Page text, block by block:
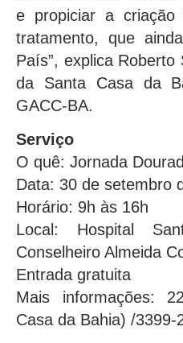
e propiciar a
tratamento, que
País”, explica
da Santa Casa da
GACC-BA.
Serviço
O quê: Jornada
Data: 30 de setembro
Horário: 9h às 16h
Local: Hospital
Conselheiro Almeida
Entrada gratuita
Mais informações:
Casa da Bahia) /3399-